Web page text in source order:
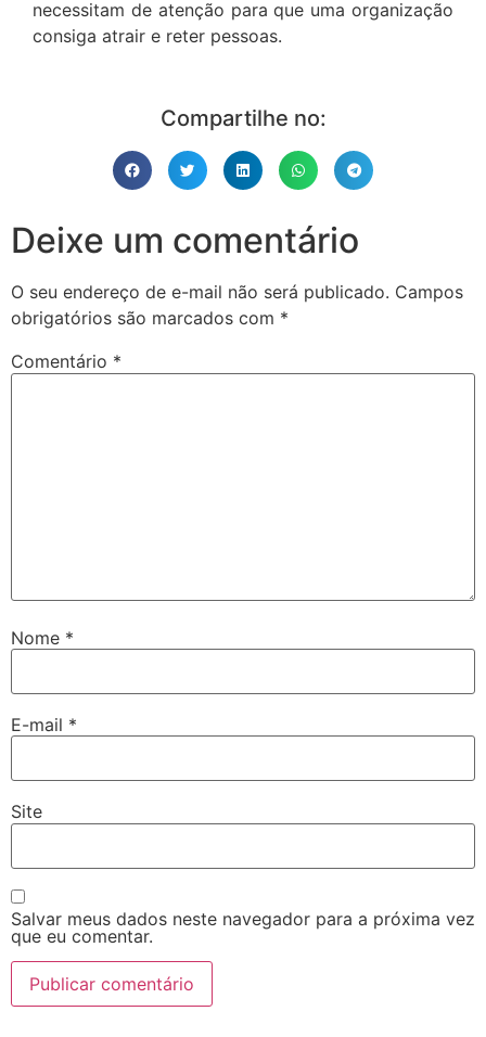
necessitam de atenção para que uma organização
consiga atrair e reter pessoas.
Compartilhe no:
Deixe um comentário
O seu endereço de e-mail não será publicado. Campos
obrigatórios são marcados com *
Comentário *
Nome *
E-mail *
Site
Salvar meus dados neste navegador para a próxima vez
que eu comentar.